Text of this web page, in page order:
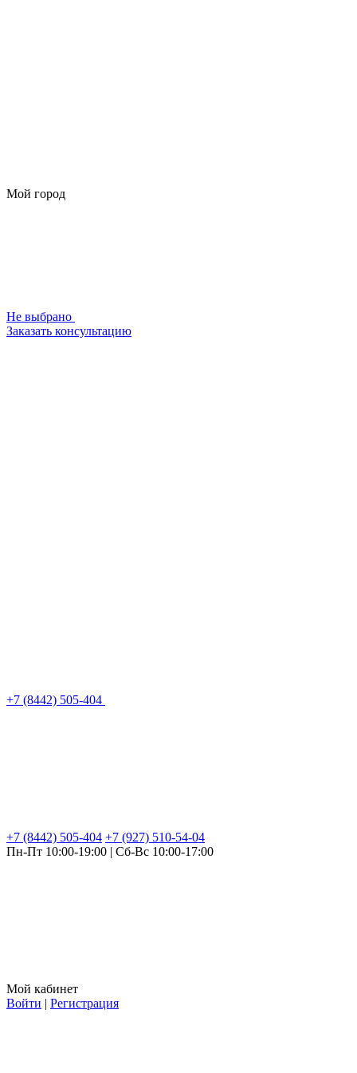
Мой город
Не выбрано
Заказать консультацию
+7 (8442) 505-404
+7 (8442) 505-404 +7 (927) 510-54-04
Пн-Пт 10:00-19:00 | Сб-Вс 10:00-17:00
Мой кабинет
Войти | Регистрация